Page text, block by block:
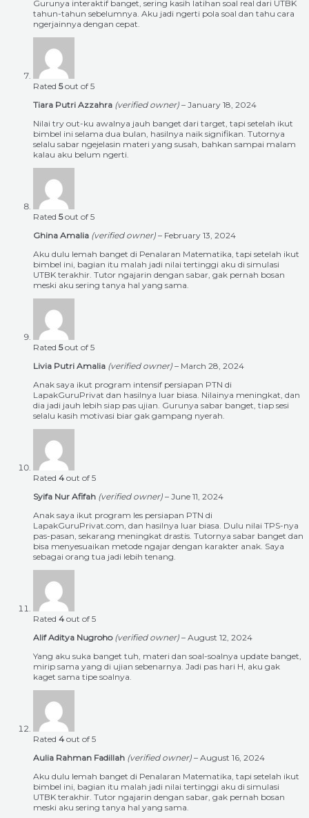
Gurunya interaktif banget, sering kasih latihan soal real dari UTBK
tahun-tahun sebelumnya. Aku jadi ngerti pola soal dan tahu cara
ngerjainnya dengan cepat.
Rated 5out of 5
Tiara Putri Azzahra (verified owner) – January 18, 2024
Nilai try out-ku awalnya jauh banget dari target, tapi setelah ikut
bimbel ini selama dua bulan, hasilnya naik signifikan. Tutornya
selalu sabar ngejelasin materi yang susah, bahkan sampai malam
kalau aku belum ngerti.
Rated 5out of 5
Ghina Amalia (verified owner) – February 13, 2024
Aku dulu lemah banget di Penalaran Matematika, tapi setelah ikut
bimbel ini, bagian itu malah jadi nilai tertinggi aku di simulasi
UTBK terakhir. Tutor ngajarin dengan sabar, gak pernah bosan
meski aku sering tanya hal yang sama.
Rated 5out of 5
Livia Putri Amalia (verified owner) – March 28, 2024
Anak saya ikut program intensif persiapan PTN di
LapakGuruPrivat dan hasilnya luar biasa. Nilainya meningkat, dan
dia jadi jauh lebih siap pas ujian. Gurunya sabar banget, tiap sesi
selalu kasih motivasi biar gak gampang nyerah.
Rated 4 out of 5
Syifa Nur Afifah (verified owner) – June 11, 2024
Anak saya ikut program les persiapan PTN di
LapakGuruPrivat.com, dan hasilnya luar biasa. Dulu nilai TPS-nya
pas-pasan, sekarang meningkat drastis. Tutornya sabar banget dan
bisa menyesuaikan metode ngajar dengan karakter anak. Saya
sebagai orang tua jadi lebih tenang.
Rated 4 out of 5
Alif Aditya Nugroho (verified owner) – August 12, 2024
Yang aku suka banget tuh, materi dan soal-soalnya update banget,
mirip sama yang di ujian sebenarnya. Jadi pas hari H, aku gak
kaget sama tipe soalnya.
Rated 4 out of 5
Aulia Rahman Fadillah (verified owner) – August 16, 2024
Aku dulu lemah banget di Penalaran Matematika, tapi setelah ikut
bimbel ini, bagian itu malah jadi nilai tertinggi aku di simulasi
UTBK terakhir. Tutor ngajarin dengan sabar, gak pernah bosan
meski aku sering tanya hal yang sama.